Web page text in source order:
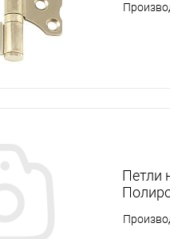
Петли